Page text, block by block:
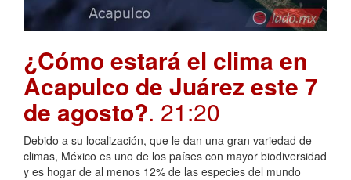
¿Cómo estará el clima en
Acapulco de Juárez este 7
de agosto?. 21:20
Debido a su localización, que le dan una gran variedad de
climas, México es uno de los países con mayor biodiversidad
y es hogar de al menos 12% de las especies del mundo